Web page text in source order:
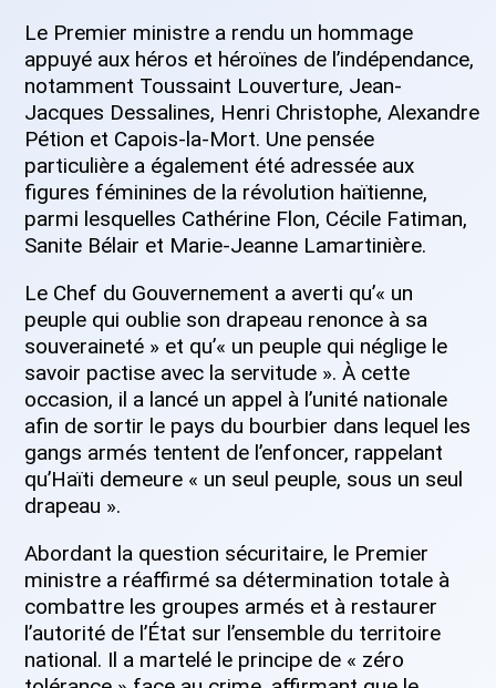
Le Premier ministre a rendu un hommage
appuyé aux héros et héroïnes de l’indépendance,
notamment Toussaint Louverture, Jean-
Jacques Dessalines, Henri Christophe, Alexandre
Pétion et Capois-la-Mort. Une pensée
particulière a également été adressée aux
figures féminines de la révolution haïtienne,
parmi lesquelles Cathérine Flon, Cécile Fatiman,
Sanite Bélair et Marie-Jeanne Lamartinière.
Le Chef du Gouvernement a averti qu’« un
peuple qui oublie son drapeau renonce à sa
souveraineté » et qu’« un peuple qui néglige le
savoir pactise avec la servitude ». À cette
occasion, il a lancé un appel à l’unité nationale
afin de sortir le pays du bourbier dans lequel les
gangs armés tentent de l’enfoncer, rappelant
qu’Haïti demeure « un seul peuple, sous un seul
drapeau ».
Abordant la question sécuritaire, le Premier
ministre a réaffirmé sa détermination totale à
combattre les groupes armés et à restaurer
l’autorité de l’État sur l’ensemble du territoire
national. Il a martelé le principe de « zéro